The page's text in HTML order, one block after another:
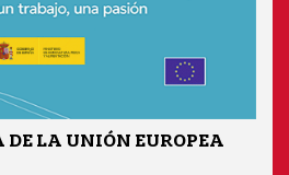
LA UNIÓN EUROPEA